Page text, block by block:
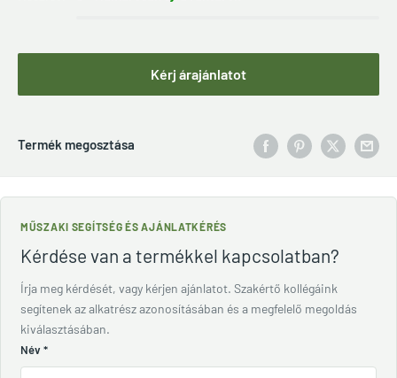
Kérj árajánlatot
Termék megosztása
MŰSZAKI SEGÍTSÉG ÉS AJÁNLATKÉRÉS
Kérdése van a termékkel kapcsolatban?
Írja meg kérdését, vagy kérjen ajánlatot. Szakértő kollégáink
segítenek az alkatrész azonosításában és a megfelelő megoldás
kiválasztásában.
Név *